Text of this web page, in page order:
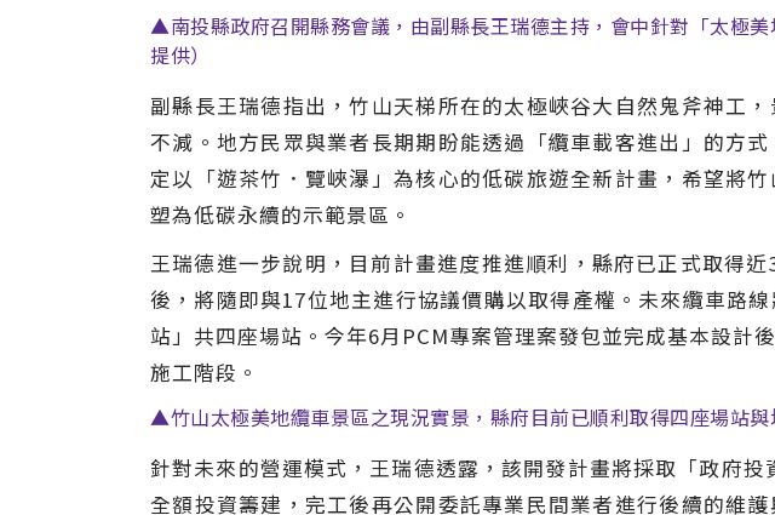
▲南投縣政府召開縣務會議，由副縣長王瑞德主持，會中針對「太極
提供）
副縣長王瑞德指出，竹山天梯所在的太極峽谷大自然鬼斧神工
不減。地方民眾與業者長期期盼能透過「纜車載客進出」的方
定以「遊茶竹．覽峽瀑」為核心的低碳旅遊全新計畫，希望將
塑為低碳永續的示範景區。
王瑞德進一步說明，目前計畫進度推進順利，縣府已正式取得
後，將隨即與17位地主進行協議價購以取得產權。未來纜車路
站」共四座場站。今年6月PCM專案管理案發包並完成基本設
施工階段。
▲竹山太極美地纜車景區之現況實景，縣府目前已順利取得四座場站
針對未來的營運模式，王瑞德透露，該開發計畫將採取「政府
全額投資籌建，完工後再公開委託專業民間業者進行後續的維